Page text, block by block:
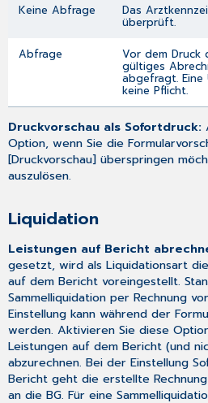
Keine Abfrage Das
überprüft.
Abfrage Vor dem Druck
gültiges
abgefragt. Eine
keine Pflicht.
Druckvorschau als Sofortdruck:
Option, wenn Sie die
[Druckvorschau] überspringen
auszulösen.
Liquidation
Leistungen auf Bericht
gesetzt, wird als Liquidationsart
auf dem Bericht voreingestellt.
Sammelliquidation per Rechnung
Einstellung kann während der
werden. Aktivieren Sie diese
Leistungen auf dem Bericht (und
abzurechnen. Bei der Einstellung
Bericht geht die erstellte
an die BG. Für eine